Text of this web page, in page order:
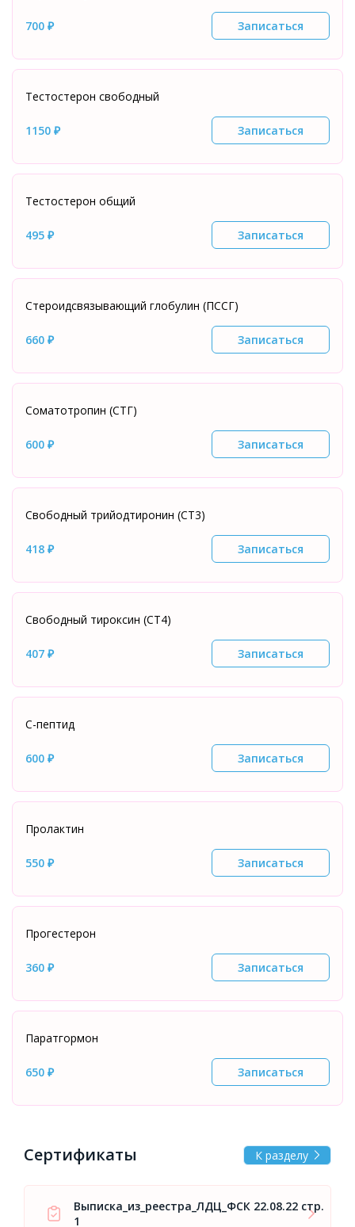
700 ₽ Записаться
Тестостерон свободный
1150 ₽ Записаться
Тестостерон общий
495 ₽ Записаться
Стероидсвязывающий глобулин (ПССГ)
660 ₽ Записаться
Соматотропин (СТГ)
600 ₽ Записаться
Свободный трийодтиронин (СТ3)
418 ₽ Записаться
Свободный тироксин (СТ4)
407 ₽ Записаться
С-пептид
600 ₽ Записаться
Пролактин
550 ₽ Записаться
Прогестерон
360 ₽ Записаться
Паратгормон
650 ₽ Записаться
Сертификаты К разделу
Выписка_из_реестра_ЛДЦ_ФСК 22.08.22 стр.
1